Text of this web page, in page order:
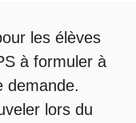
les élèves
à formuler à
demande.
lors du